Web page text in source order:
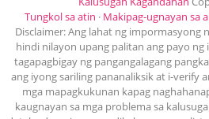
Tungkol sa atin · Makipag-ugnayan sa
Disclaimer: Ang lahat ng impormasyong
hindi nilayon upang palitan ang payo
tagapagbigay ng pangangalagang
ang iyong sariling pananaliksik at i-verify
mga mapagkukunan kapag
kaugnayan sa mga problema sa